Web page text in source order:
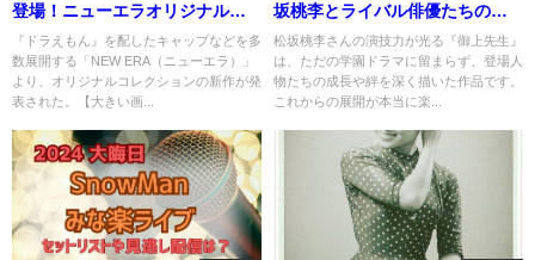
登場！ニューエラオリジナルコ
レクションの全貌
『ドラえもん』を配したキャップなどを多
数展開する「NEW ERA（ニューエラ）」
より、オリジナルコレクションの新作が発
表された。【大きい画...
坂桃李とライバル俳優たちの真
実
松坂桃李さんの演技力が光る『御上先生』
は、ただの学園ドラマに留まらず、登場人
物たちの成長や絆を深く描いた作品です。
これからの展開が本当に楽...